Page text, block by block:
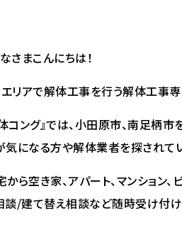
まこんにちは！
アで解体工事を行う解体工事専
コング』では、小田原市、南足柄
になる方や解体業者を探されてい
ら空き家、アパート、マンション
/建て替え相談など随時受け付け